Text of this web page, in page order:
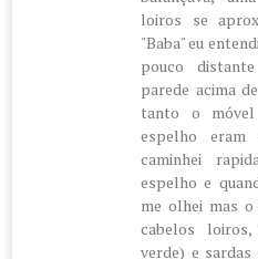
loiros se
"Baba" eu
pouco
parede acima
tanto o
espelho eram
caminhei
espelho e
me olhei mas
cabelos
verde) e